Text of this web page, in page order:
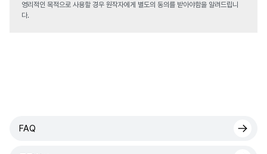
영리적인 목적으로 사용할 경우 원작자에게 별도의 동의를 받아야함을 알려드립니
다.
FAQ